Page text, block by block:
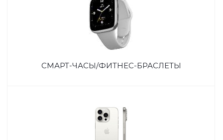
СМАРТ-ЧАСЫ/ФИТНЕС-БРАСЛЕТЫ